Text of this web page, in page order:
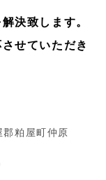
決致します。
せていただき
粕屋町仲原